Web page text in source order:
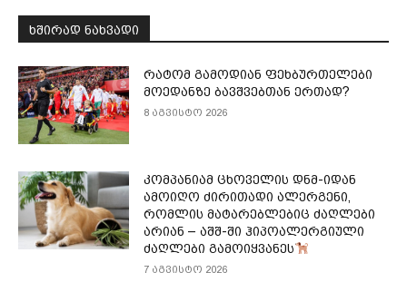
ᲮᲨᲘᲠᲐᲓ ᲜᲐᲮᲕᲐᲓᲘ
რატომ გამოდიან ფეხბურთელები
მოედანზე ბავშვებთან ერთად?
8 აგვისტო 2026
კომპანიამ ცხოველის დნმ-იდან
ამოიღო ძირითადი ალერგენი,
რომლის მატარებლებიც ძაღლები
არიან – აშშ-ში ჰიპოალერგიული
ძაღლები გამოიყვანეს
7 აგვისტო 2026